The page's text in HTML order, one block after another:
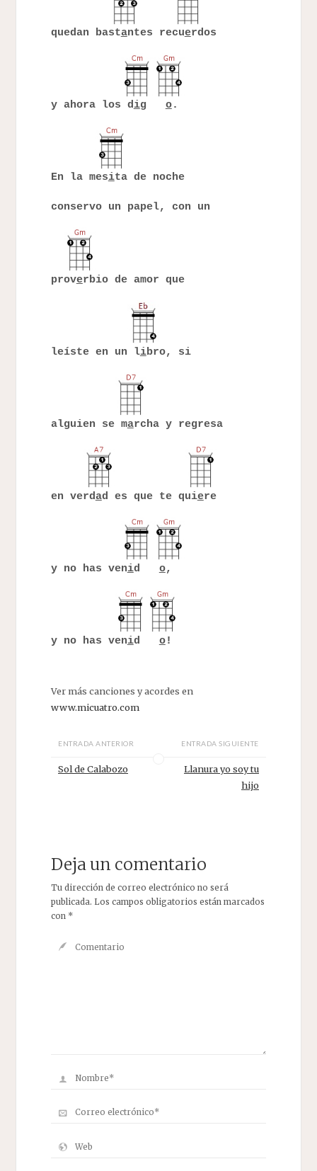
quedan bastantes recuerdos
y ahora los dig o.
En la mesita de noche
conservo un papel, con un
proverbio de amor que
leíste en un libro, si
alguien se marcha y regresa
en verdad es que te quiere
y no has venid o,
y no has venid o!
Ver más canciones y acordes en
www.micuatro.com
ENTRADA ANTERIOR
Sol de Calabozo
ENTRADA SIGUIENTE
Llanura yo soy tu
hijo
Deja un comentario
Tu dirección de correo electrónico no será
publicada. Los campos obligatorios están marcados
con *